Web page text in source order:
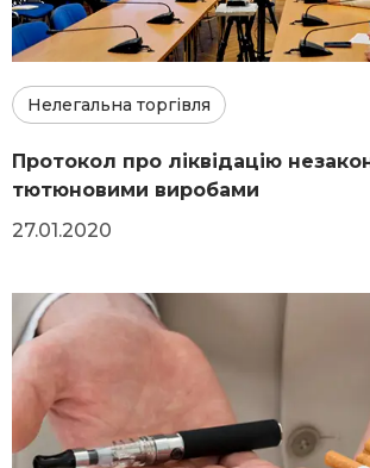
Нелегальна торгівля
Протокол про ліквідацію
тютюновими виробами
27.01.2020